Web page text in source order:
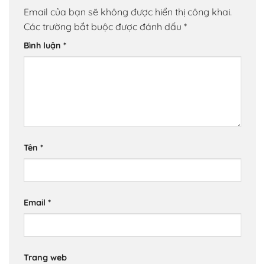
Email của bạn sẽ không được hiển thị công khai.
Các trường bắt buộc được đánh dấu *
Bình luận *
Tên *
Email *
Trang web